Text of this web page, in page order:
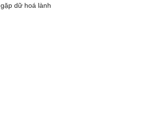
gặp dữ hoá lành